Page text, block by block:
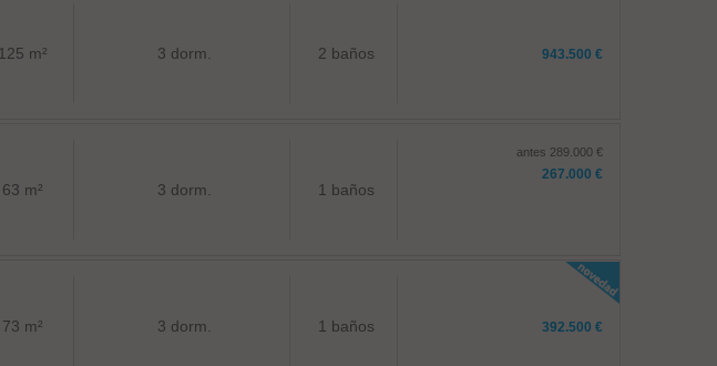
125 m² 3 dorm. 2 baños 943.500 €
63 m² 3 dorm. 1 baños
antes 289.000 €
267.000 €
73 m² 3 dorm. 1 baños 392.500 €